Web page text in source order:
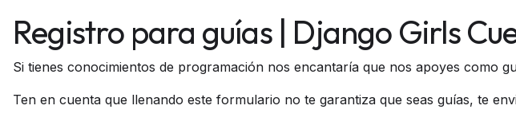
Registro para guías | Django Girls
Si tienes conocimientos de programación nos encantaría que nos apoyes como
Ten en cuenta que llenando este formulario no te garantiza que seas guías, te